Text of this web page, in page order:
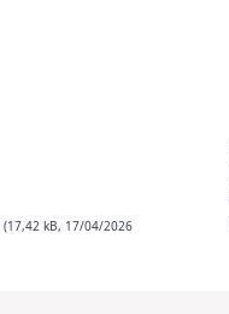
(17,42 kB, 17/04/2026